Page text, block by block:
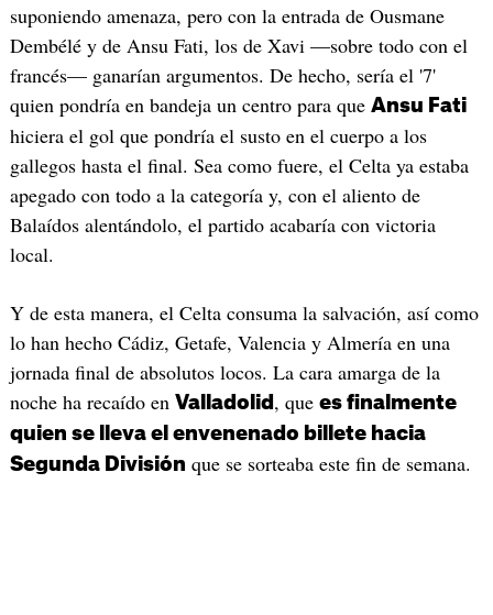
suponiendo amenaza, pero con la entrada de Ousmane
Dembélé y de Ansu Fati, los de Xavi —sobre todo con el
francés— ganarían argumentos. De hecho, sería el '7'
quien pondría en bandeja un centro para que Ansu Fati
hiciera el gol que pondría el susto en el cuerpo a los
gallegos hasta el final. Sea como fuere, el Celta ya estaba
apegado con todo a la categoría y, con el aliento de
Balaídos alentándolo, el partido acabaría con victoria
local.
Y de esta manera, el Celta consuma la salvación, así como
lo han hecho Cádiz, Getafe, Valencia y Almería en una
jornada final de absolutos locos. La cara amarga de la
noche ha recaído en Valladolid , que es finalmente
quien se lleva el envenenado billete hacia
Segunda División que se sorteaba este fin de semana.